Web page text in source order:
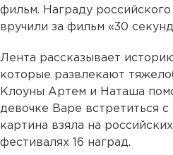
фильм. Награду
вручили за фильм «30
Лента рассказывает
которые развлекают
Клоуны Артем и Наташа
девочке Варе встретиться
картина взяла на
фестивалях 16 наград.